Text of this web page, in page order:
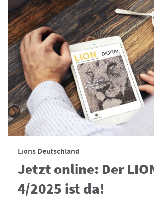
Lions Deutschland
Jetzt online: Der
4/2025 ist da!